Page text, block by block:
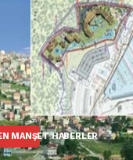
MANŞET HABERLER